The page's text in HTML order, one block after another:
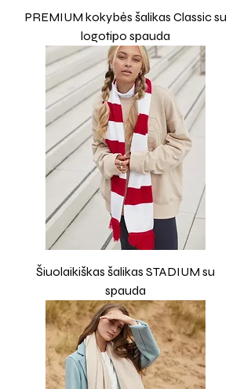
PREMIUM kokybės šalikas Classic su
logotipo spauda
Šiuolaikiškas šalikas STADIUM su
spauda